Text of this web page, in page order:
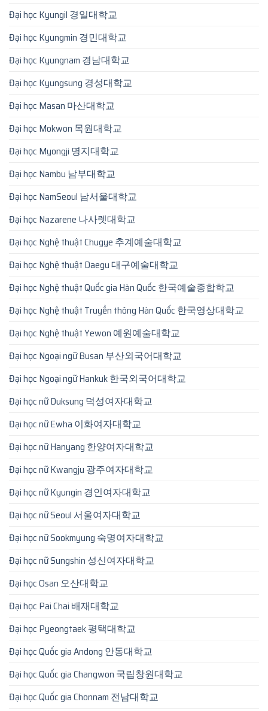
Đại học Kyungil 경일대학교
Đại học Kyungmin 경민대학교
Đại học Kyungnam 경남대학교
Đại học Kyungsung 경성대학교
Đại học Masan 마산대학교
Đại học Mokwon 목원대학교
Đại học Myongji 명지대학교
Đại học Nambu 남부대학교
Đại học NamSeoul 남서울대학교
Đại học Nazarene 나사렛대학교
Đại học Nghệ thuật Chugye 추계예술대학교
Đại học Nghệ thuật Daegu 대구예술대학교
Đại học Nghệ thuật Quốc gia Hàn Quốc 한국예술종합학교
Đại học Nghệ thuật Truyền thông Hàn Quốc 한국영상대학교
Đại học Nghệ thuật Yewon 예원예술대학교
Đại học Ngoại ngữ Busan 부산외국어대학교
Đại học Ngoại ngữ Hankuk 한국외국어대학교
Đại học nữ Duksung 덕성여자대학교
Đại học nữ Ewha 이화여자대학교
Đại học nữ Hanyang 한양여자대학교
Đại học nữ Kwangju 광주여자대학교
Đại học nữ Kyungin 경인여자대학교
Đại học nữ Seoul 서울여자대학교
Đại học nữ Sookmyung 숙명여자대학교
Đại học nữ Sungshin 성신여자대학교
Đại học Osan 오산대학교
Đại học Pai Chai 배재대학교
Đại học Pyeongtaek 평택대학교
Đại học Quốc gia Andong 안동대학교
Đại học Quốc gia Changwon 국립창원대학교
Đại học Quốc gia Chonnam 전남대학교